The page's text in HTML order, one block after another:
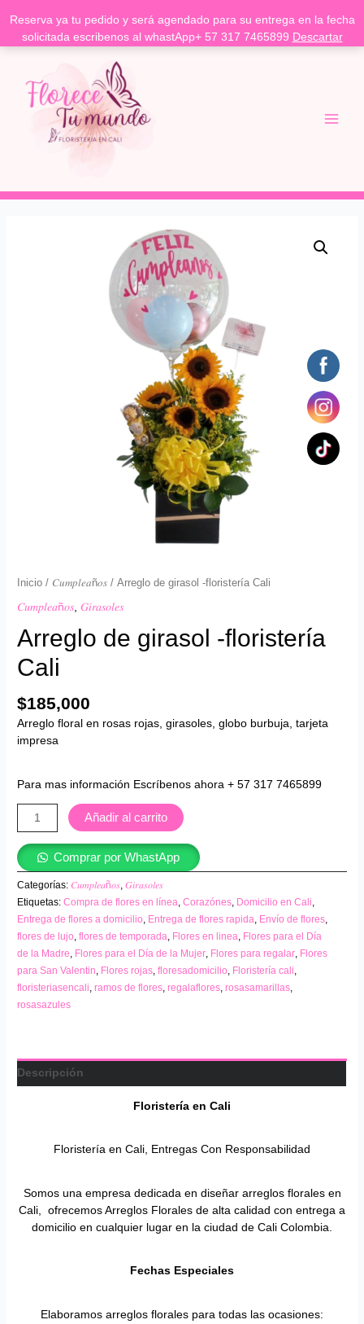
Reserva ya tu pedido y será agendado para su entrega en la fecha
solicitada escribenos al whastApp+ 57 317 7465899 Descartar
contenido
Inicio / 𝐶𝑢𝑚𝑝𝑙𝑒𝑎ñ𝑜𝑠 / Arreglo de girasol -floristería Cali
𝐶𝑢𝑚𝑝𝑙𝑒𝑎ñ𝑜𝑠,𝐺𝑖𝑟𝑎𝑠𝑜𝑙𝑒𝑠
Arreglo de girasol -floristería
Cali
$185,000
Arreglo floral en rosas rojas, girasoles, globo burbuja, tarjeta
impresa
Para mas información Escríbenos ahora + 57 317 7465899
Añadir al carrito
Comprar por WhastApp
Categorías: 𝐶𝑢𝑚𝑝𝑙𝑒𝑎ñ𝑜𝑠,𝐺𝑖𝑟𝑎𝑠𝑜𝑙𝑒𝑠
Etiquetas:Compra de flores en línea,Corazónes, Domicilio en Cali,
Entrega de flores a domicilio, Entrega de flores rapida, Envío de flores,
flores de lujo,flores de temporada, Flores en linea, Flores para el Día
de la Madre, Flores para el Día de la Mujer, Flores para regalar, Flores
para San Valentin, Flores rojas,floresadomicilio, Floristería cali,
floristeriasencali,ramos de flores,regalaflores,rosasamarillas,
rosasazules
Descripción
Floristería en Cali
Floristería en Cali, Entregas Con Responsabilidad
Somos una empresa dedicada en diseñar arreglos florales en
Cali, ofrecemos Arreglos Florales de alta calidad con entrega a
domicilio en cualquier lugar en la ciudad de Cali Colombia.
Fechas Especiales
Elaboramos arreglos florales para todas las ocasiones: